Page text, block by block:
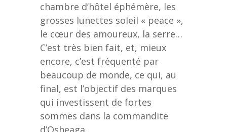
chambre d’hôtel éphémère, les
grosses lunettes soleil « peace »,
le cœur des amoureux, la serre…
C’est très bien fait, et, mieux
encore, c’est fréquenté par
beaucoup de monde, ce qui, au
final, est l’objectif des marques
qui investissent de fortes
sommes dans la commandite